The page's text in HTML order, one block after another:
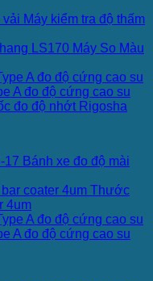
Máy kiểm tra độ thấm
Máy So Màu
A đo độ cứng cao su
đo độ nhớt Rigosha
Bánh xe đo độ mài
Thước
4um
A đo độ cứng cao su